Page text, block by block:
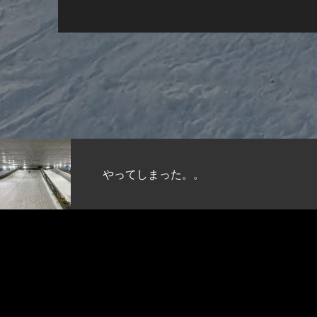
やってしまった。。